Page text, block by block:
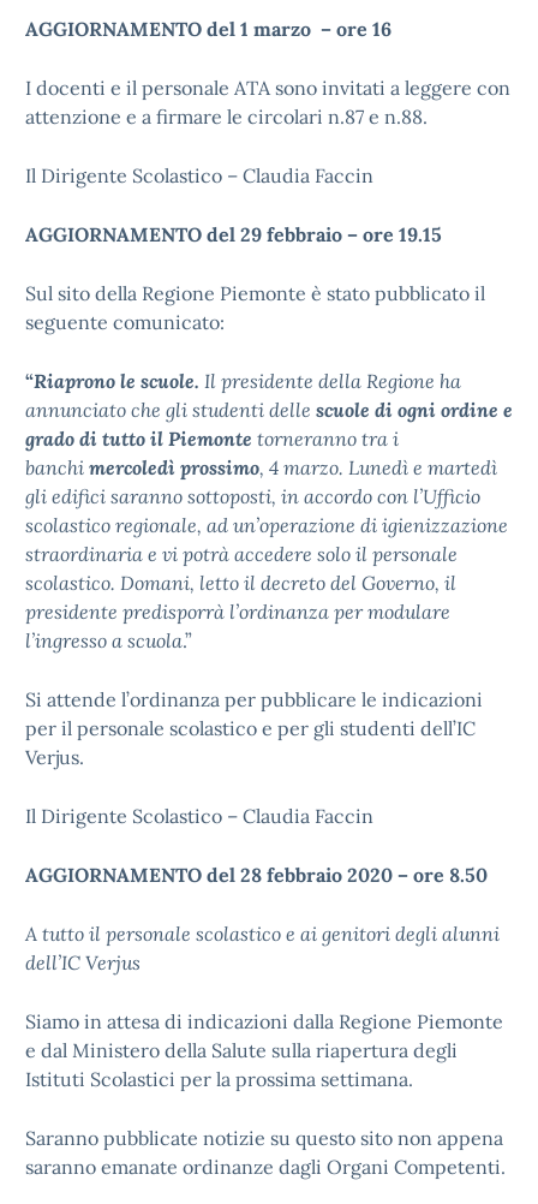
AGGIORNAMENTO del 1 marzo – ore 16
I docenti e il personale ATA sono invitati a leggere con
attenzione e a firmare le circolari n.87 e n.88.
Il Dirigente Scolastico – Claudia Faccin
AGGIORNAMENTO del 29 febbraio – ore 19.15
Sul sito della Regione Piemonte è stato pubblicato il
seguente comunicato:
“Riaprono le scuole. Il presidente della Regione ha
annunciato che gli studenti delle scuole di ogni ordine e
grado di tutto il Piemonte torneranno tra i
banchi mercoledì prossimo, 4 marzo. Lunedì e martedì
gli edifici saranno sottoposti, in accordo con l’Ufficio
scolastico regionale, ad un’operazione di igienizzazione
straordinaria e vi potrà accedere solo il personale
scolastico. Domani, letto il decreto del Governo, il
presidente predisporrà l’ordinanza per modulare
l’ingresso a scuola.”
Si attende l’ordinanza per pubblicare le indicazioni
per il personale scolastico e per gli studenti dell’IC
Verjus.
Il Dirigente Scolastico – Claudia Faccin
AGGIORNAMENTO del 28 febbraio 2020 – ore 8.50
A tutto il personale scolastico e ai genitori degli alunni
dell’IC Verjus
Siamo in attesa di indicazioni dalla Regione Piemonte
e dal Ministero della Salute sulla riapertura degli
Istituti Scolastici per la prossima settimana.
Saranno pubblicate notizie su questo sito non appena
saranno emanate ordinanze dagli Organi Competenti.